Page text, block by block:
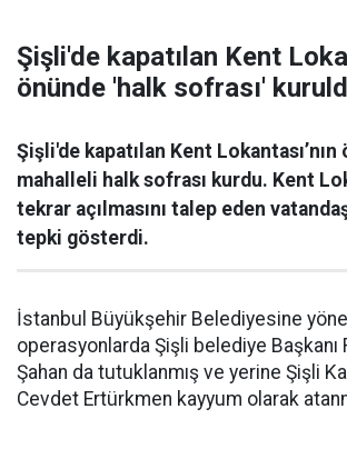
Şişli'de kapatılan Kent
önünde 'halk sofrası'
Şişli'de kapatılan Kent Lokantası’nın
mahalleli halk sofrası kurdu. Kent
tekrar açılmasını talep eden
tepki gösterdi.
İstanbul Büyükşehir Belediyesine
operasyonlarda Şişli belediye Başkanı
Şahan da tutuklanmış ve yerine Şişli
Cevdet Ertürkmen kayyum olarak